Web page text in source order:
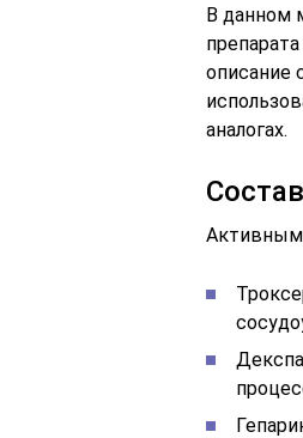
В данном
описание
аналогах.